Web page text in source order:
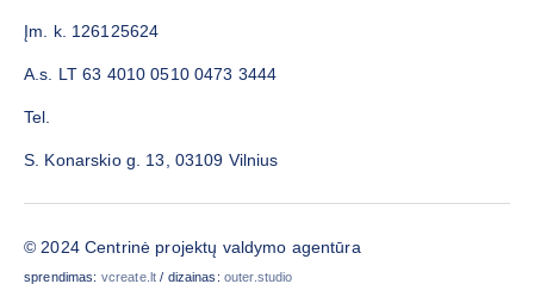
Įm. k. 126125624
A.s. LT 63 4010 0510 0473 3444
Tel.
S. Konarskio g. 13, 03109 Vilnius
© 2024 Centrinė projektų valdymo agentūra
sprendimas: vcreate.lt / dizainas: outer.studio